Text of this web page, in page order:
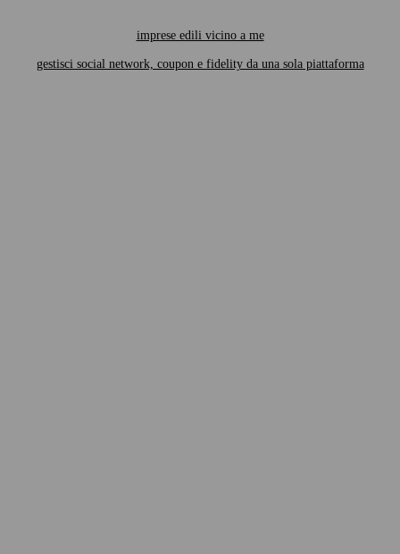
imprese edili vicino a me
gestisci social network, coupon e fidelity da una sola piattaforma